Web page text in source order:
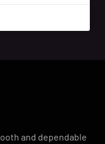
and dependable